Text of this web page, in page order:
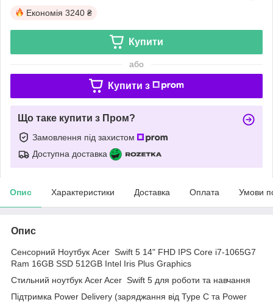
Економія 3240 ₴
Купити
або
Купити з
Що таке купити з Пром?
Замовлення під захистом
Доступна доставка
Опис Характеристики Доставка Оплата Умови
Опис
Сенсорний Ноутбук Acer Swift 5 14" FHD IPS Core i7-1065G7
Ram 16GB SSD 512GB Intel Iris Plus Graphics
Стильний ноутбук Acer Acer Swift 5 для роботи та навчання
Підтримка Power Delivery (заряджання від Type C та Power